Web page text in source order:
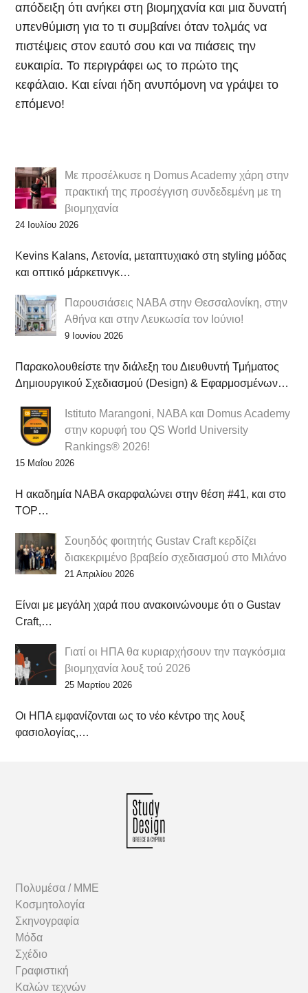
απόδειξη ότι ανήκει στη βιομηχανία και μια δυνατή
υπενθύμιση για το τι συμβαίνει όταν τολμάς να
πιστέψεις στον εαυτό σου και να πιάσεις την
ευκαιρία. Το περιγράφει ως το πρώτο της
κεφάλαιο. Και είναι ήδη ανυπόμονη να γράψει το
επόμενο!
Με προσέλκυσε η Domus Academy χάρη στην
πρακτική της προσέγγιση συνδεδεμένη με τη
βιομηχανία
24 Ιουλίου 2026
Kevins Kalans, Λετονία, μεταπτυχιακό στη styling μόδας
και οπτικό μάρκετινγκ…
Παρουσιάσεις NABA στην Θεσσαλονίκη, στην
Αθήνα και στην Λευκωσία τον Ιούνιο!
9 Ιουνίου 2026
Παρακολουθείστε την διάλεξη του Διευθυντή Τμήματος
Δημιουργικού Σχεδιασμού (Design) & Εφαρμοσμένων…
Istituto Marangoni, NABA και Domus Academy
στην κορυφή του QS World University
Rankings® 2026!
15 Μαΐου 2026
Η ακαδημία NABA σκαρφαλώνει στην θέση #41, και στο
TOP…
Σουηδός φοιτητής Gustav Craft κερδίζει
διακεκριμένο βραβείο σχεδιασμού στο Μιλάνο
21 Απριλίου 2026
Είναι με μεγάλη χαρά που ανακοινώνουμε ότι ο Gustav
Craft,…
Γιατί οι ΗΠΑ θα κυριαρχήσουν την παγκόσμια
βιομηχανία λουξ τού 2026
25 Μαρτίου 2026
Οι ΗΠΑ εμφανίζονται ως το νέο κέντρο της λουξ
φασιολογίας,…
Πολυμέσα / MME
Κοσμητολογία
Σκηνογραφία
Μόδα
Σχέδιο
Γραφιστική
Καλών τεχνών